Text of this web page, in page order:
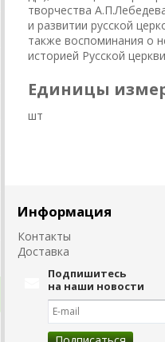
творчества
и развитии русской
также воспоминания о
историей Русской
Единицы
шт
Информация
Контакты
Доставка
Подпишитесь
на наши новости